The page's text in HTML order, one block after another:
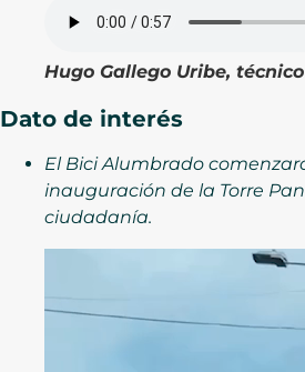
Hugo Gallego Uribe,
Dato de interés
El Bici Alumbrado
inauguración de la Torre
ciudadanía.